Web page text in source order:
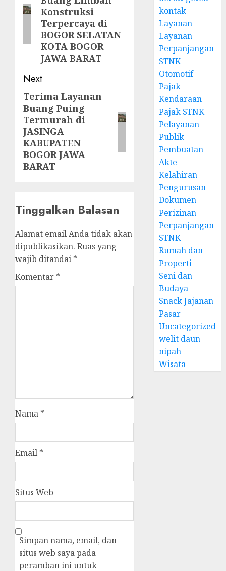
post:
Konstruksi
Terpercaya di
BOGOR SELATAN
KOTA BOGOR
JAWA BARAT
Next
Next
post:
Terima Layanan
Buang Puing
Termurah di
JASINGA
KABUPATEN
BOGOR JAWA
BARAT
Tinggalkan Balasan
Alamat email Anda tidak akan
dipublikasikan. Ruas yang
wajib ditandai *
Komentar *
Nama *
Email *
Situs Web
Simpan nama, email, dan
situs web saya pada
peramban ini untuk
kontak
Layanan
Layanan
Perpanjangan
STNK
Otomotif
Pajak
Kendaraan
Pajak STNK
Pelayanan
Publik
Pembuatan
Akte
Kelahiran
Pengurusan
Dokumen
Perizinan
Perpanjangan
STNK
Rumah dan
Properti
Seni dan
Budaya
Snack Jajanan
Pasar
Uncategorized
welit daun
nipah
Wisata